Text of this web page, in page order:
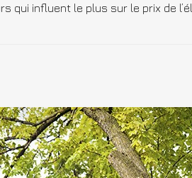
qui influent le plus sur le prix de